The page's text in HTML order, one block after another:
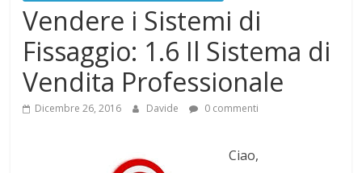
Vendere i Sistemi di
Fissaggio: 1.6 Il Sistema di
Vendita Professionale
Dicembre 26, 2016 Davide 0 commenti
Ciao,